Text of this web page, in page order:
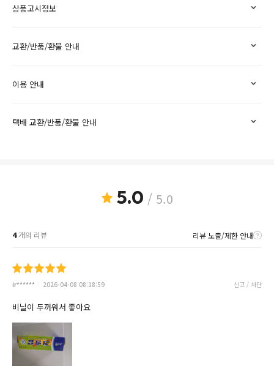
상품고시정보
교환/반품/환불 안내
이용 안내
택배 교환/반품/환불 안내
5.0 / 5.0
4개의 리뷰 리뷰 노출/제한 안내
ir****** 2026-04-08 08:18:59 신고 / 차단
비닐이 두꺼워서 좋아요